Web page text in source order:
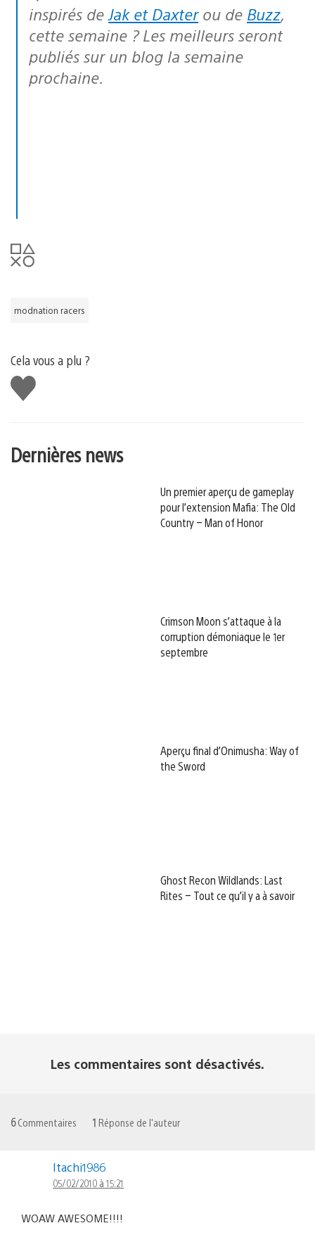
inspirés de Jak et Daxterou de Buzz,
cette semaine ? Les meilleurs seront
publiés sur un blog la semaine
prochaine.
modnation racers
Cela vous a plu ?
J'aime
Dernières news
Un premier aperçu de gameplay
pour l’extension Mafia: The Old
Country – Man of Honor
Crimson Moon s’attaque à la
corruption démoniaque le 1er
septembre
Aperçu final d’Onimusha: Way of
the Sword
Ghost Recon Wildlands: Last
Rites – Tout ce qu’il y a à savoir
Les commentaires sont désactivés.
6Commentaires 1 Réponse de l'auteur
Itachi1986
05/02/2010 à 15:21
WOAW AWESOME!!!!